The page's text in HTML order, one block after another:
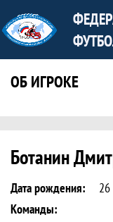
ОБ ИГРОКЕ
Ботанин
Дата рождения:
Команды: